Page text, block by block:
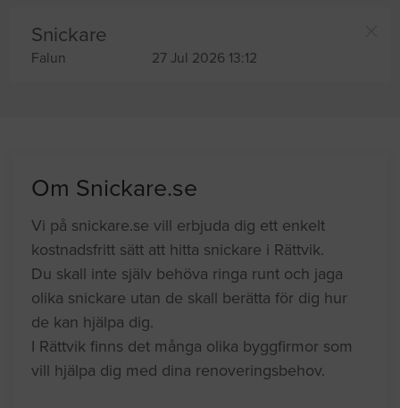
Snickare
Falun 27 Jul 2026 13:12
Om Snickare.se
Vi på snickare.se vill erbjuda dig ett enkelt
kostnadsfritt sätt att hitta snickare i Rättvik.
Du skall inte själv behöva ringa runt och jaga
olika snickare utan de skall berätta för dig hur
de kan hjälpa dig.
I Rättvik finns det många olika byggfirmor som
vill hjälpa dig med dina renoveringsbehov.